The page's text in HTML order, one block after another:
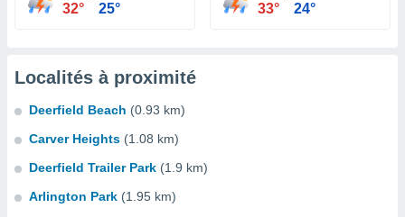
32° 25° 33° 24°
Localités à proximité
Deerfield Beach (0.93 km)
Carver Heights (1.08 km)
Deerfield Trailer Park (1.9 km)
Arlington Park (1.95 km)